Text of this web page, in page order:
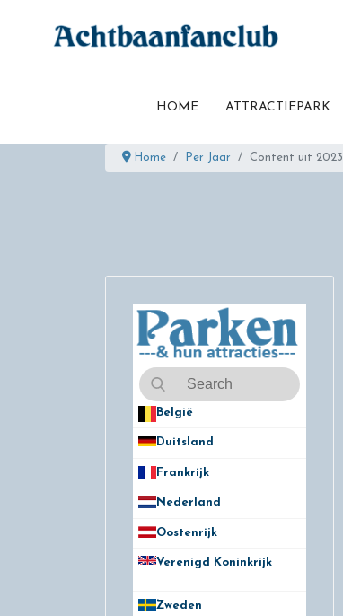
HOME ATTRACTIEPARK
Home Per Jaar Content uit 2023
België
Duitsland
Frankrijk
Nederland
Oostenrijk
Verenigd Koninkrijk
Zweden